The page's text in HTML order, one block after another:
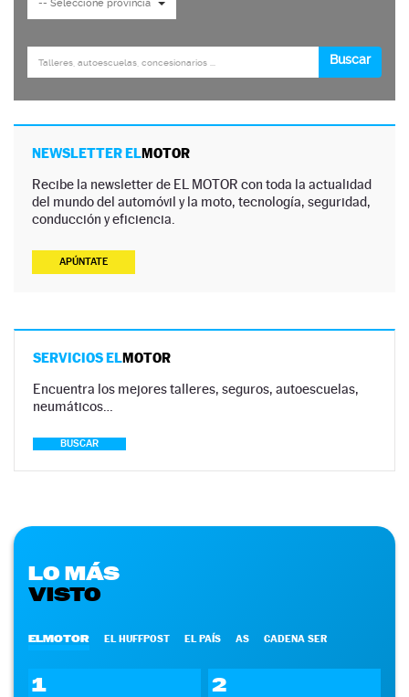
NEWSLETTER ELMOTOR
Recibe la newsletter de EL MOTOR con toda la actualidad
del mundo del automóvil y la moto, tecnología, seguridad,
conducción y eficiencia.
APÚNTATE
SERVICIOS ELMOTOR
Encuentra los mejores talleres, seguros, autoescuelas,
neumáticos…
BUSCAR
LO MÁS
VISTO
ELMOTOR EL HUFFPOST EL PAÍS AS CADENA SER
1 2